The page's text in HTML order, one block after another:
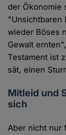
der Ökonomie
"Unsichtbaren
wieder Böses
Gewalt
Testament ist
sät, einen
Mitleid und
sich
Aber nicht nur